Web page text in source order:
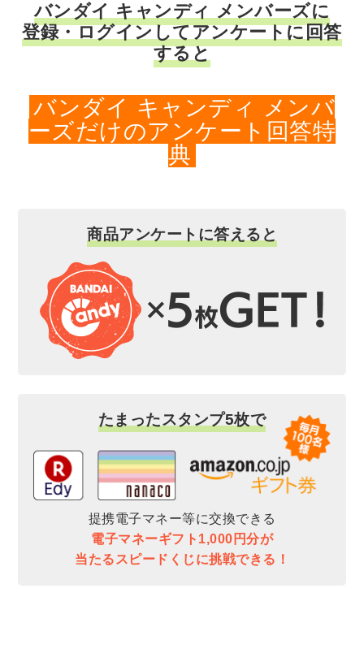
バンダイ キャンディ メンバーズに
登録・ログインしてアンケートに回答
すると
バンダイ キャンディ メンバ
ーズだけのアンケート回答特
典
商品アンケートに答えると
たまったスタンプ5枚で
提携電子マネー等に交換できる
電子マネーギフト1,000円分が
当たるスピードくじに挑戦できる！